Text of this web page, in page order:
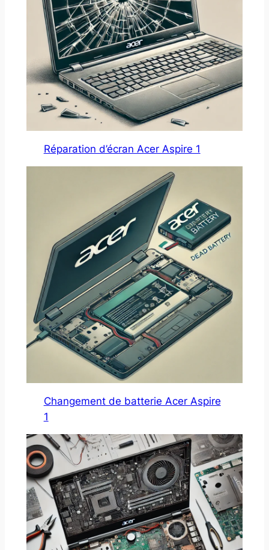
Réparation d’écran Acer Aspire 1
Changement de batterie Acer Aspire
1